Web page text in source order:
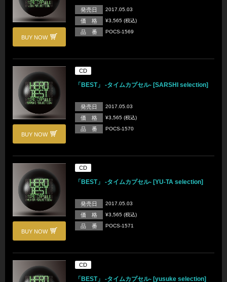
BUY NOW
発売日 2017.05.03
価 格 ¥3,565 (税込)
品 番 POCS-1569
BUY NOW
CD
「BEST」 -タイムカプセル- [SARSHI selection]
発売日 2017.05.03
価 格 ¥3,565 (税込)
品 番 POCS-1570
BUY NOW
CD
「BEST」 -タイムカプセル- [YU-TA selection]
発売日 2017.05.03
価 格 ¥3,565 (税込)
品 番 POCS-1571
CD
「BEST」 -タイムカプセル- [yusuke selection]